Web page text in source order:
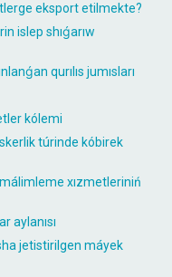
eksport etilmekte?
islep shıǵarıw
qurılıs jumısları
kólemi
túrinde kóbirek
xızmetleriniń
aylanısı
jetistirilgen máyek